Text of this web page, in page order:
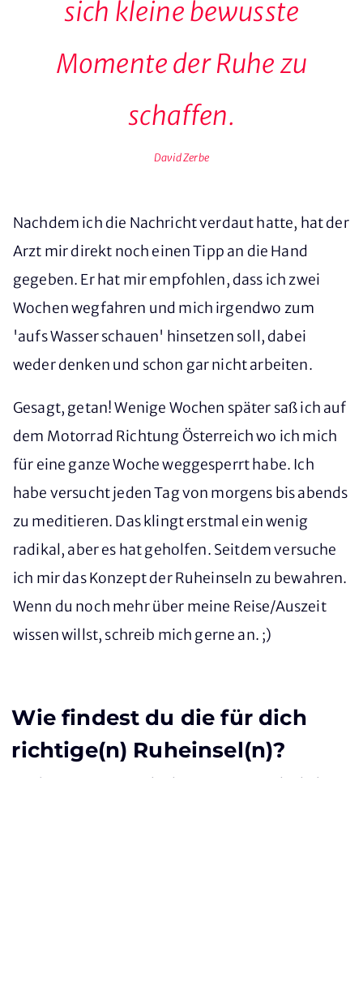
sich kleine bewusste
Momente der Ruhe zu
schaffen.
David Zerbe
Nachdem ich die Nachricht verdaut hatte, hat der
Arzt mir direkt noch einen Tipp an die Hand
gegeben. Er hat mir empfohlen, dass ich zwei
Wochen wegfahren und mich irgendwo zum
'aufs Wasser schauen' hinsetzen soll, dabei
weder denken und schon gar nicht arbeiten.
Gesagt, getan! Wenige Wochen später saß ich auf
dem Motorrad Richtung Österreich wo ich mich
für eine ganze Woche weggesperrt habe. Ich
habe versucht jeden Tag von morgens bis abends
zu meditieren. Das klingt erstmal ein wenig
radikal, aber es hat geholfen. Seitdem versuche
ich mir das Konzept der Ruheinseln zu bewahren.
Wenn du noch mehr über meine Reise/Auszeit
wissen willst, schreib mich gerne an. ;)
Wie findest du die für dich
richtige(n) Ruheinsel(n)?